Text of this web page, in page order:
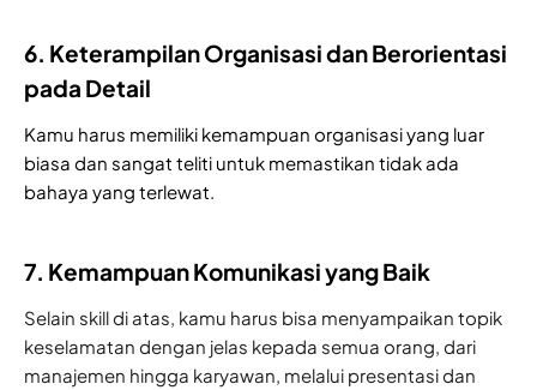
6. Keterampilan Organisasi dan Berorientasi
pada Detail
Kamu harus memiliki kemampuan organisasi yang luar
biasa dan sangat teliti untuk memastikan tidak ada
bahaya yang terlewat.
7. Kemampuan Komunikasi yang Baik
Selain skill di atas, kamu harus bisa menyampaikan topik
keselamatan dengan jelas kepada semua orang, dari
manajemen hingga karyawan, melalui presentasi dan